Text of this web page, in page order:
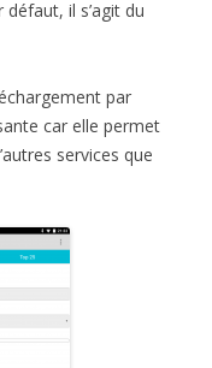
il s’agit du
par
car elle permet
services que